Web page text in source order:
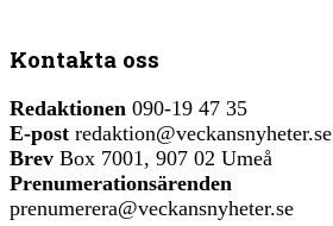
Kontakta oss
Redaktionen 090-19 47 35
E-post redaktion@veckansnyheter.se
Brev Box 7001, 907 02 Umeå
Prenumerationsärenden
prenumerera@veckansnyheter.se